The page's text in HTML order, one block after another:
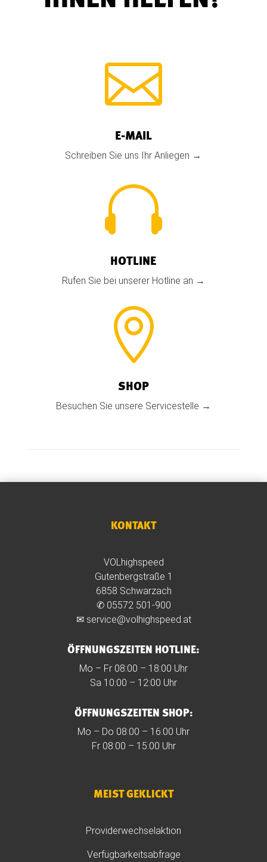

E-MAIL
Schreiben Sie uns Ihr Anliegen →

HOTLINE
Rufen Sie bei unserer Hotline an →

SHOP
Besuchen Sie unsere Servicestelle →
KONTAKT
VOLhighspeed
Gutenbergstraße 1
6858 Schwarzach
✆ 05572 501-900
✉ service@volhighspeed.at
ÖFFNUNGSZEITEN HOTLINE:
Mo – Fr 08:00 – 18:00 Uhr
Sa 10:00 – 12:00 Uhr
ÖFFNUNGSZEITEN SHOP:
Mo – Do 08:00 – 16:00 Uhr
Fr 08:00 – 15:00 Uhr
MEIST GEKLICKT
Providerwechselaktion
Verfügbarkeitsabfrage